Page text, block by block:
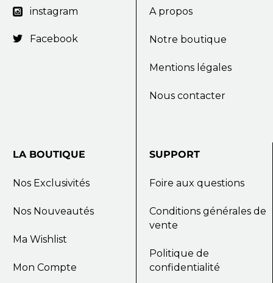
 instagram
 Facebook
A propos
Notre boutique
Mentions légales
Nous contacter
LA BOUTIQUE
Nos Exclusivités
Nos Nouveautés
Ma Wishlist
Mon Compte
SUPPORT
Foire aux questions
Conditions générales de
vente
Politique de
confidentialité